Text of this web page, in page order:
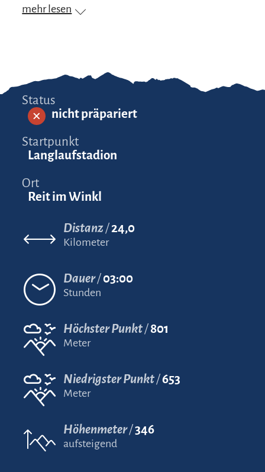
mehr lesen
Status
nicht präpariert
Startpunkt
Langlaufstadion
Ort
Reit im Winkl
Distanz 24,0
Kilometer
Dauer 03:00
Stunden
Höchster Punkt 801
Meter
Niedrigster Punkt 653
Meter
Höhenmeter 346
aufsteigend